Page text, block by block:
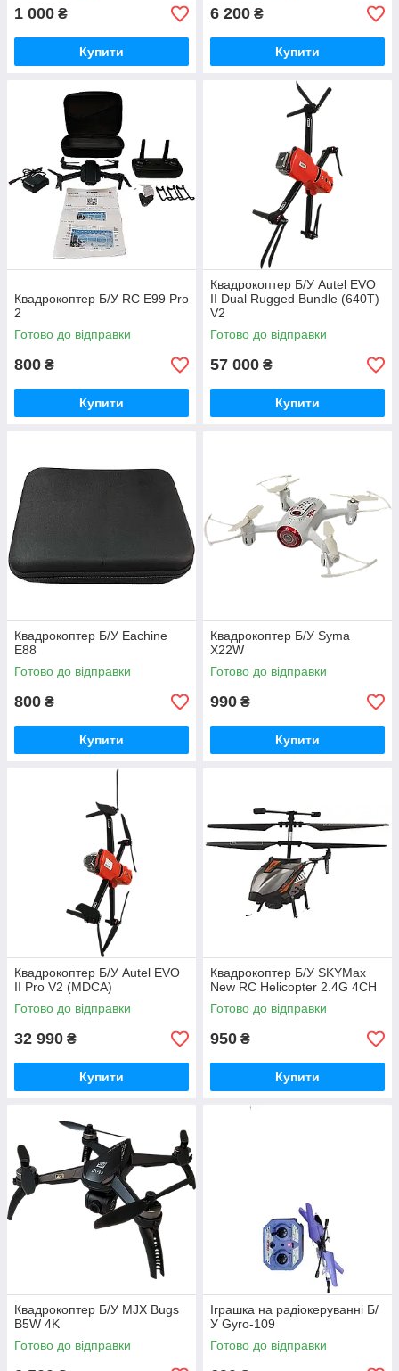
1 000 ₴
Купити
6 200 ₴
Купити
Квадрокоптер Б/У RC E99 Pro
2
Готово до відправки
800 ₴
Купити
Квадрокоптер Б/У Autel EVO
II Dual Rugged Bundle (640T)
V2
Готово до відправки
57 000 ₴
Купити
Квадрокоптер Б/У Eachine
E88
Готово до відправки
800 ₴
Купити
Квадрокоптер Б/У Syma
X22W
Готово до відправки
990 ₴
Купити
Квадрокоптер Б/У Autel EVO
II Pro V2 (MDCA)
Готово до відправки
32 990 ₴
Купити
Квадрокоптер Б/У SKYMax
New RC Helicopter 2.4G 4CH
Готово до відправки
950 ₴
Купити
Квадрокоптер Б/У MJX Bugs
B5W 4K
Готово до відправки
Іграшка на радіокеруванні Б/
У Gyro-109
Готово до відправки